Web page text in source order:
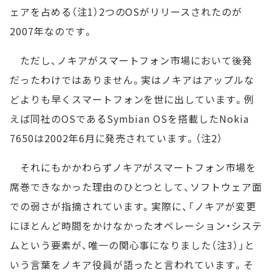
ェアを占める（注1）2つのOSがリリースされたのが
2007年なのです。
ただし、ノキアがスマートフォン市場において後発
だったわけではありません。実はノキアはアップルな
どよりも早くスマートフォンを世に出しています。例
えば同社のOSであるSymbian OSを搭載したNokia
7650は2002年6月に発売されています。（注2）
それにもかかわらずノキアがスマートフォン市場を
席巻できなかった理由のひとつとして、ソフトウェア面
での弱さが指摘されています。実際に、「ノキアが変更
にほとんど時間をかけなかったオペレーション・システ
ムという要素が、唯一の関心事になりました（注3）」と
いう言葉をノキア役員が語ったと言われています。そ